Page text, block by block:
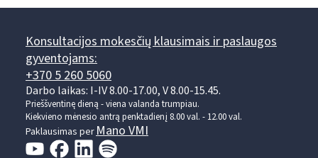
Konsultacijos mokesčių klausimais ir paslaugos
gyventojams:
+370 5 260 5060
Darbo laikas: I-IV 8.00-17.00, V 8.00-15.45.
Prieššventinę dieną - viena valanda trumpiau.
Kiekvieno mėnesio antrą penktadienį 8.00 val. - 12.00 val.
Paklausimas per Mano VMI